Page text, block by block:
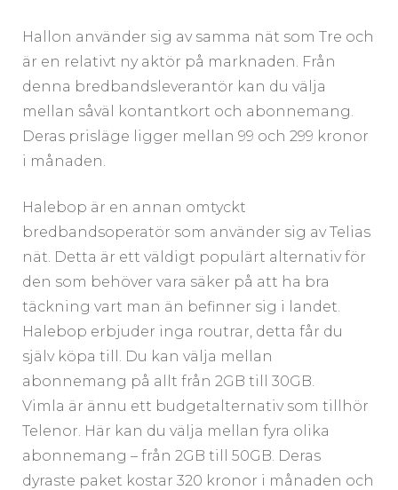
Hallon använder sig av samma nät som Tre och
är en relativt ny aktör på marknaden. Från
denna bredbandsleverantör kan du välja
mellan såväl kontantkort och abonnemang.
Deras prisläge ligger mellan 99 och 299 kronor
i månaden.
Halebop är en annan omtyckt
bredbandsoperatör som använder sig av Telias
nät. Detta är ett väldigt populärt alternativ för
den som behöver vara säker på att ha bra
täckning vart man än befinner sig i landet.
Halebop erbjuder inga routrar, detta får du
själv köpa till. Du kan välja mellan
abonnemang på allt från 2GB till 30GB.
Vimla är ännu ett budgetalternativ som tillhör
Telenor. Här kan du välja mellan fyra olika
abonnemang – från 2GB till 50GB. Deras
dyraste paket kostar 320 kronor i månaden och